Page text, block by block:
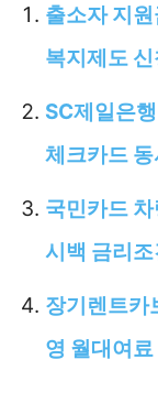
출소자 지
복지제도
SC제일은
체크카드
국민카드
시백 금리
장기렌트카
영 월대여